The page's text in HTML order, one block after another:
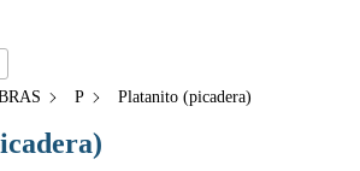
P Platanito (picadera)